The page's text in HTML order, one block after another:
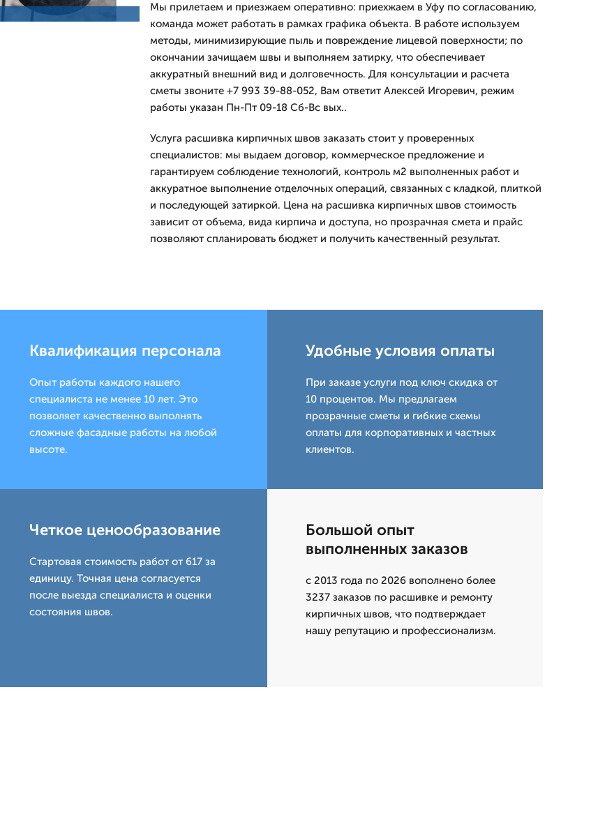
Мы прилетаем и приезжаем оперативно: приехжаем в Уфу по согласованию,
команда может работать в рамках графика объекта. В работе используем
методы, минимизирующие пыль и повреждение лицевой поверхности; по
окончании зачищаем швы и выполняем затирку, что обеспечивает
аккуратный внешний вид и долговечность. Для консультации и расчета
сметы звоните +7 993 39-88-052, Вам ответит Алексей Игоревич, режим
работы указан Пн-Пт 09-18 Сб-Вс вых..
Услуга расшивка кирпичных швов заказать стоит у проверенных
специалистов: мы выдаем договор, коммерческое предложение и
гарантируем соблюдение технологий, контроль м2 выполненных работ и
аккуратное выполнение отделочных операций, связанных с кладкой, плиткой
и последующей затиркой. Цена на расшивка кирпичных швов стоимость
зависит от объема, вида кирпича и доступа, но прозрачная смета и прайс
позволяют спланировать бюджет и получить качественный результат.
Квалификация персонала
Опыт работы каждого нашего
специалиста не менее 10 лет. Это
позволяет качественно выполнять
сложные фасадные работы на любой
высоте.
Удобные условия оплаты
При заказе услуги под ключ скидка от
10 процентов. Мы предлагаем
прозрачные сметы и гибкие схемы
оплаты для корпоративных и частных
клиентов.
Четкое ценообразование
Стартовая стоимость работ от 617 за
единицу. Точная цена согласуется
после выезда специалиста и оценки
состояния швов.
Большой опыт
выполненных заказов
с 2013 года по 2026 вополнено более
3237 заказов по расшивке и ремонту
кирпичных швов, что подтверждает
нашу репутацию и профессионализм.